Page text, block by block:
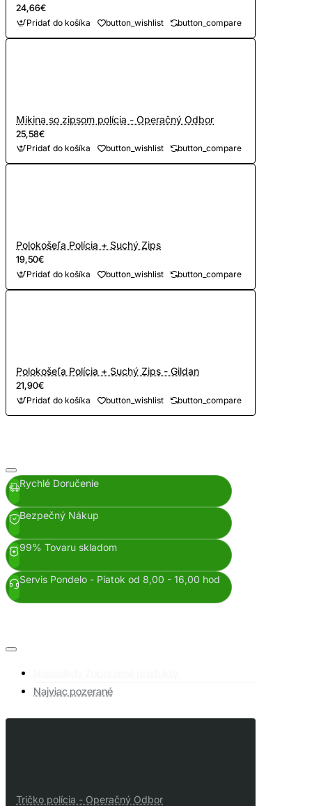
24,66€
Pridať do košíka button_wishlist button_compare
Mikina so zipsom polícia - Operačný Odbor
25,58€
Pridať do košíka button_wishlist button_compare
Polokošeľa Polícia + Suchý Zips
19,50€
Pridať do košíka button_wishlist button_compare
Polokošeľa Polícia + Suchý Zips - Gildan
21,90€
Pridať do košíka button_wishlist button_compare
Rychlé Doručenie
Bezpečný Nákup
99% Tovaru skladom
Servis Pondelo - Piatok od 8,00 - 16,00 hod
Najviac pozerané
Tričko polícia - Operačný Odbor